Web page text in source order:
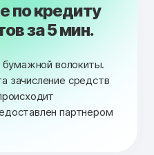
по кредиту
за 5 мин.
бумажной волокиты.
зачисление средств
партнером